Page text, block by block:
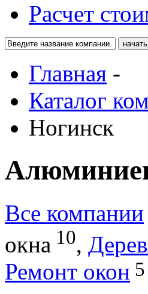
Расчет
Главная -
Каталог
Ногинск
Все компании
окна 10,
Ремонт окон 5